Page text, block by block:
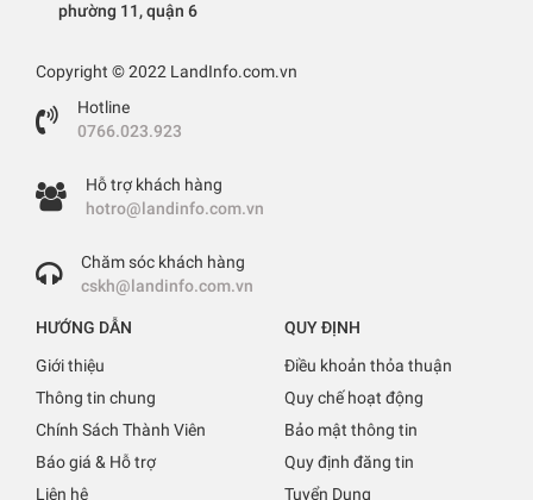
phường 11, quận 6
Copyright © 2022 LandInfo.com.vn
Hotline
0766.023.923
Hỗ trợ khách hàng
hotro@landinfo.com.vn
Chăm sóc khách hàng
cskh@landinfo.com.vn
HƯỚNG DẪN
Giới thiệu
Thông tin chung
Chính Sách Thành Viên
Báo giá & Hỗ trợ
Liên hệ
QUY ĐỊNH
Điều khoản thỏa thuận
Quy chế hoạt động
Bảo mật thông tin
Quy định đăng tin
Tuyển Dụng